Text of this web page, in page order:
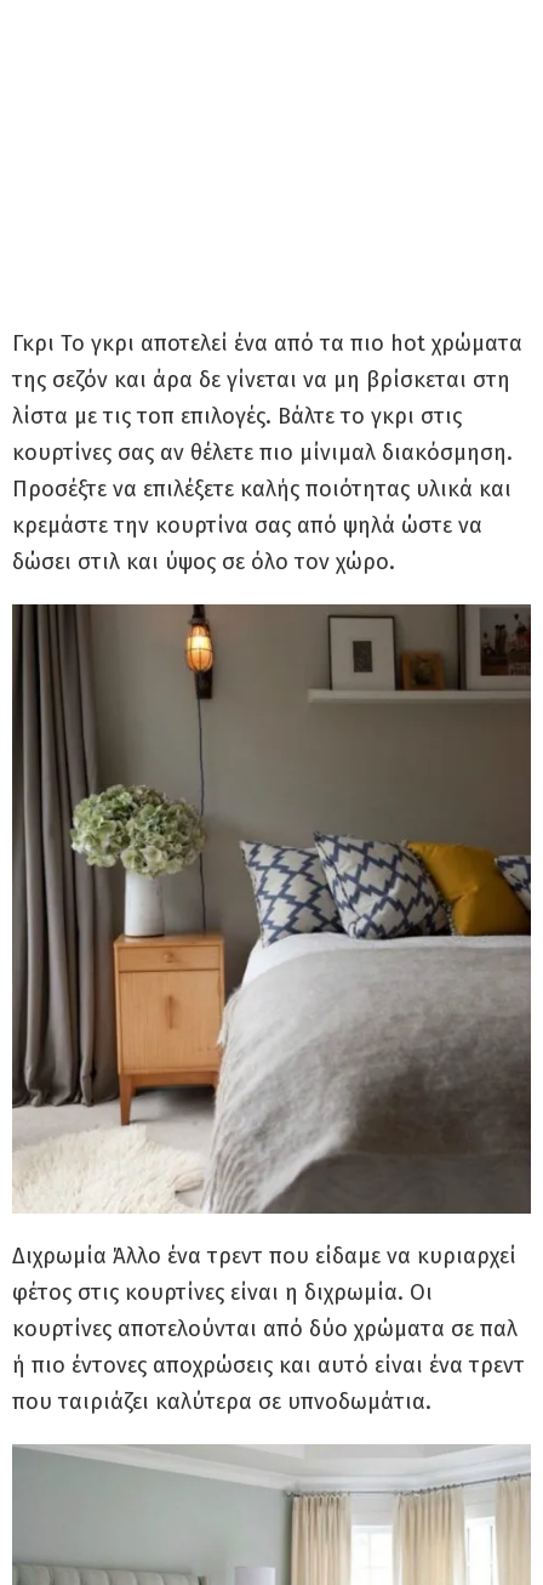
Γκρι Το γκρι αποτελεί ένα από τα πιο hot χρώματα
της σεζόν και άρα δε γίνεται να μη βρίσκεται στη
λίστα με τις τοπ επιλογές. Βάλτε το γκρι στις
κουρτίνες σας αν θέλετε πιο μίνιμαλ διακόσμηση.
Προσέξτε να επιλέξετε καλής ποιότητας υλικά και
κρεμάστε την κουρτίνα σας από ψηλά ώστε να
δώσει στιλ και ύψος σε όλο τον χώρο.
Διχρωμία Άλλο ένα τρεντ που είδαμε να κυριαρχεί
φέτος στις κουρτίνες είναι η διχρωμία. Οι
κουρτίνες αποτελούνται από δύο χρώματα σε παλ
ή πιο έντονες αποχρώσεις και αυτό είναι ένα τρεντ
που ταιριάζει καλύτερα σε υπνοδωμάτια.